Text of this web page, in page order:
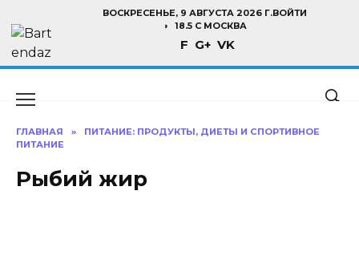
содержанию
ВОСКРЕСЕНЬЕ, 9 АВГУСТА 2026 Г.ВОЙТИ
18.5 C МОСКВА
F G+ VK
ГЛАВНАЯ »
ПИТАНИЕ: ПРОДУКТЫ, ДИЕТЫ И СПОРТИВНОЕ
ПИТАНИЕ
Рыбий жир